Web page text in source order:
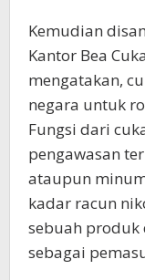
Kemudian
Kantor Bea
mengatakan,
negara untuk
Fungsi dari
pengawasan
ataupun
kadar racun
sebuah
sebagai